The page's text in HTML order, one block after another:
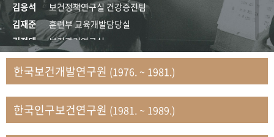
50+1주년 기념
성과 50선 숫자로 보는 50년
세계와 함께 한 KIHASA
VR 역사관
김응석
보건정책연구실 건강증진팀
김재준
훈련부 교육개발담당실
김정태
보건관리연구실
김지자
연구부 사회개발담당실
김태룡
조사평가부 연구과
문현상
가족복지연구실 인구가족연구팀
박인화
보건정책연구실
한국보건개발연구원 (1976. ~ 1981.)
한국인구보건연구원 (1981. ~ 1989.)